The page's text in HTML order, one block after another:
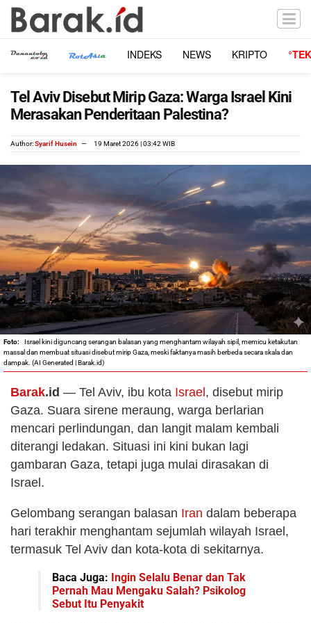
INDEKS NEWS KRIPTO
Tel Aviv Disebut Mirip Gaza: Warga Israel Kini
Merasakan Penderitaan Palestina?
Author:Syarif Husein 19 Maret 2026 | 03:42 WIB
Israel kini diguncang serangan balasan yang menghantam wilayah sipil, memicu ketakutan
massal dan membuat situasi disebut mirip Gaza, meski faktanya masih berbeda secara skala dan
dampak. (AI Generated | Barak.id)
Barak.id — Tel Aviv, ibu kota Israel , disebut mirip
Gaza. Suara sirene meraung, warga berlarian
mencari perlindungan, dan langit malam kembali
diterangi ledakan. Situasi ini kini bukan lagi
gambaran Gaza, tetapi juga mulai dirasakan di
Israel.
Gelombang serangan balasan Iran dalam beberapa
hari terakhir menghantam sejumlah wilayah Israel,
termasuk Tel Aviv dan kota-kota di sekitarnya.
Baca Juga: Ingin Selalu Benar dan Tak
Pernah Mau Mengaku Salah? Psikolog
Sebut Itu Penyakit